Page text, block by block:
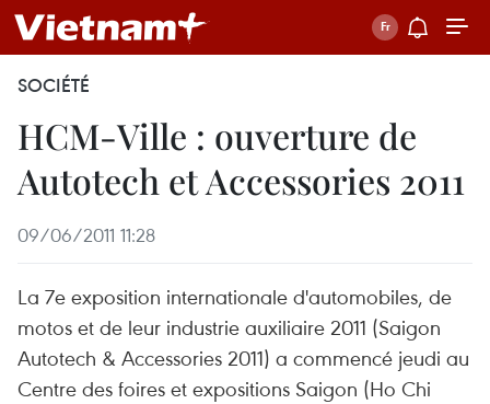
SOCIÉTÉ
HCM-Ville : ouverture de
Autotech et Accessories 2011
09/06/2011 11:28
La 7e exposition internationale d'automobiles, de
motos et de leur industrie auxiliaire 2011 (Saigon
Autotech & Accessories 2011) a commencé jeudi au
Centre des foires et expositions Saigon (Ho Chi